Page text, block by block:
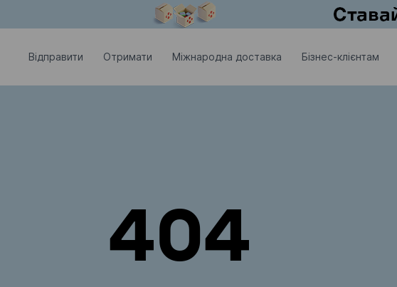
Відправити Отримати Міжнародна доставка Бізнес-клієнтам
404